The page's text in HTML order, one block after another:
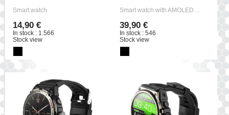
Smart watch
14,90 €
In stock : 1.566
Stock view
Smart watch with AMOLED…
39,90 €
In stock : 546
Stock view